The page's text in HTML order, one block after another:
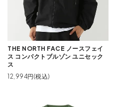
THE NORTH FACE ノースフェイ
ス コンパクトブルゾン ユニセック
ス
12,994円(税込)